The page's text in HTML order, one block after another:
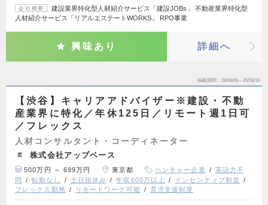
会社概要
建設業界特化型人材紹介サービス「建設JOBs」 不動産業界特化型
人材紹介サービス「リアルエステートWORKS」 RPO事業
興味あり 詳細へ
掲載期間 26/08/06～26/08/19
【渋谷】キャリアアドバイザー※建設・不動
産業界に特化／年休125日／リモート週1日可
／フレックス
人材コンサルタント・コーディネーター
株式会社アップベース
500万円 ～ 699万円 東京都 ベンチャー企業
英語力不
問
転勤なし 土日祝休み 年収600万以上
インセンティブ制度
フレックス勤務
リモートワーク可能 育児支援制度